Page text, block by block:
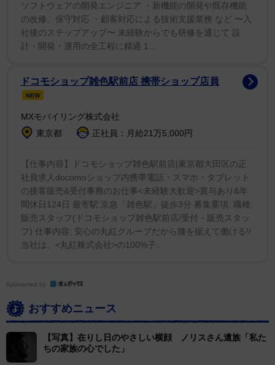
ソフトウェアの開発エンジニア ・新機能の開発や既存機能
の改修、保守対応 ・顧客対応による技術支援業務 など 〜入
社後のステップアップ〜 未経験からでも研修を通じて 設
計・開発・運用の全工程に精通 1...
ドコモショップ雑色駅前店 携帯ショップ店員
NEW
MXモバイリング株式会社
東京都
正社員：月給21万5,000円
【仕事内容】ドコモショップ雑色駅前店|東京都大田区の正
社員求人docomoショップ内携帯電話・スマホ・タブレット
の接客販売&受付事務のお仕事<未経験大歓迎>賞与あり&年
間休日124日 最寄駅:京急「雑色駅」徒歩3分 募集要項: 職種:
販売スタッフ(ドコモショップ雑色駅前店/受付・販売スタッ
フ) 仕事内容: 安心の丸紅グループだから腰を据えて働ける!/
当社は、<丸紅株式会社>の100%子...
Sponsored by
おすすめニュース
【写真】在りし日のやさしい横顔 ノリスさん遺族「私た
ちの家族の心でした」